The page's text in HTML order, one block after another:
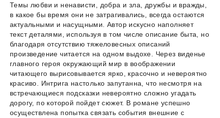
Темы любви и ненависти, добра и зла, дружбы и вражды,
в какое бы время они не затрагивались, всегда остаются
актуальными и насущными. Автор искусно наполняет
текст деталями, используя в том числе описание быта, но
благодаря отсутствию тяжеловесных описаний
произведение читается на одном выдохе. Через виденье
главного героя окружающий мир в воображении
читающего вырисовывается ярко, красочно и невероятно
красиво. Интрига настолько запутанна, что несмотря на
встречающиеся подсказки невероятно сложно угадать
дорогу, по которой пойдет сюжет. В романе успешно
осуществлена попытка связать события внешние с